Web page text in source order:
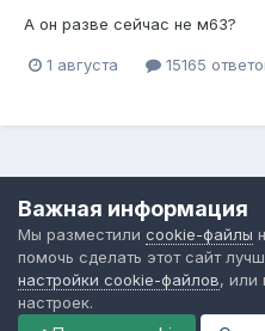
А он разве сейчас не м63?
1 августа 15165
Форум
Powered by
Важная информация
Мы разместили cookie-файлы
помочь сделать этот сайт
настройки cookie-файлов, или
настроек.